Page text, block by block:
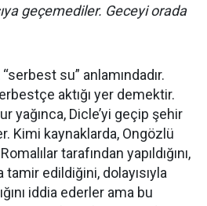
geçemediler. Geceyi orada
“serbest su” anlamındadır.
aktığı yer demektir.
yağınca, Dicle’yi geçip şehir
Kimi kaynaklarda, Ongözlü
tarafından yapıldığını,
edildiğini, dolayısıyla
iddia ederler ama bu